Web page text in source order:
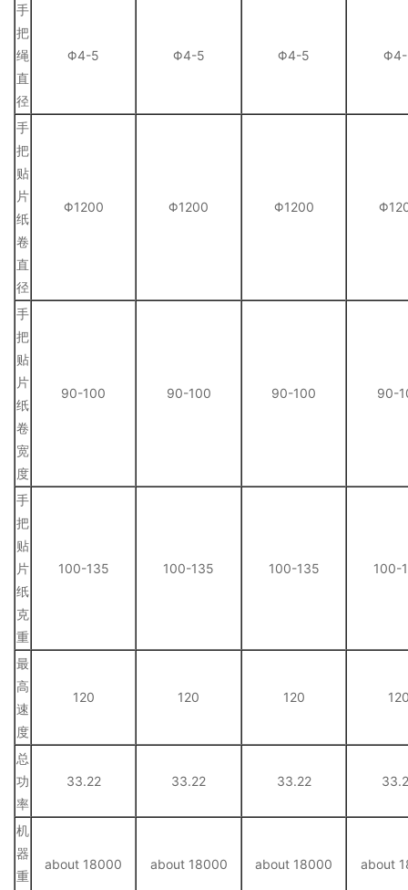
手
把
绳
直
径
Φ4-5 Φ4-5 Φ4-5
手
把
贴
片
纸
卷
直
径
Φ1200 Φ1200 Φ1200
手
把
贴
片
纸
卷
宽
度
90-100 90-100 90-100 90-
手
把
贴
片
纸
克
重
100-135 100-135 100-135 100-
最
高
速
度
120 120 120
总
功
率
33.22 33.22 33.22
机
器
重
about 18000 about 18000 about 18000 about